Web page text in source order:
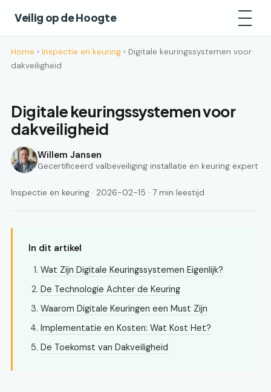
Veilig op de Hoogte
Home › Inspectie en keuring › Digitale keuringssystemen voor
dakveiligheid
Digitale keuringssystemen voor
dakveiligheid
Willem Jansen
Gecertificeerd valbeveiliging installatie en keuring expert
Inspectie en keuring · 2026-02-15 · 7 min leestijd
In dit artikel
Wat Zijn Digitale Keuringssystemen Eigenlijk?
De Technologie Achter de Keuring
Waarom Digitale Keuringen een Must Zijn
Implementatie en Kosten: Wat Kost Het?
De Toekomst van Dakveiligheid